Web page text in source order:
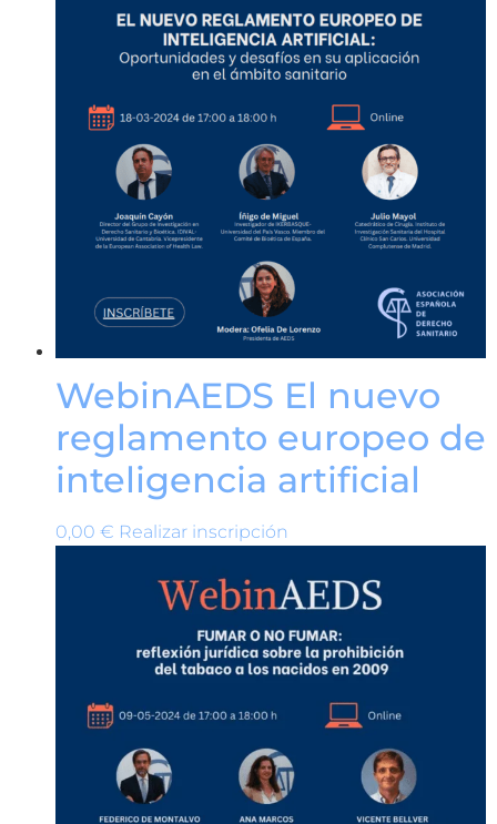
WebinAEDS El nuevo
reglamento europeo de
inteligencia artificial
0,00 € Realizar inscripción